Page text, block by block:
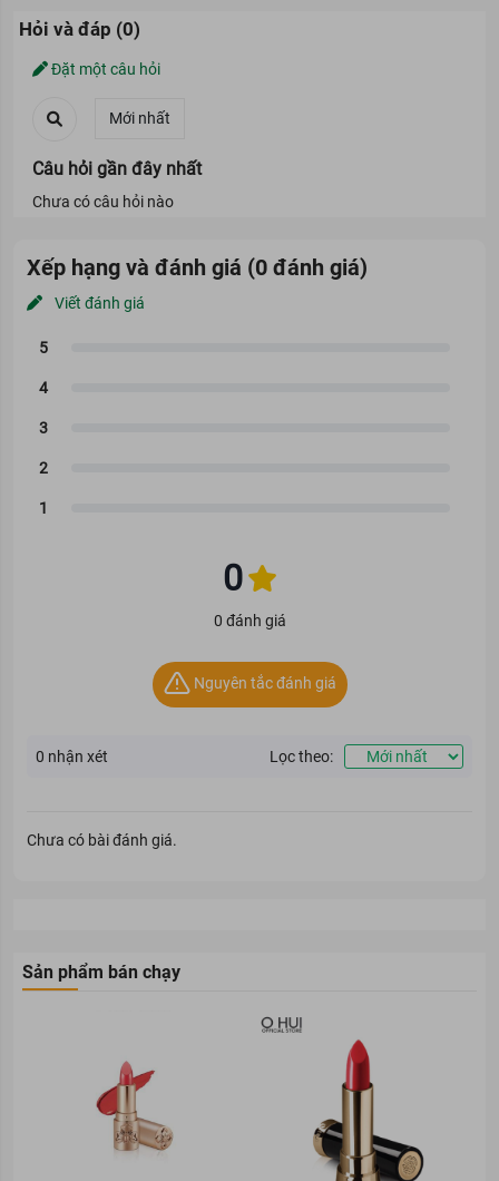
Hỏi và đáp (0)
Đặt một câu hỏi
Câu hỏi gần đây nhất
Chưa có câu hỏi nào
Xếp hạng và đánh giá (0 đánh giá)
Viết đánh giá
0
0 đánh giá
Nguyên tắc đánh giá
0 nhận xét Lọc theo:
Chưa có bài đánh giá.
Sản phẩm bán chạy